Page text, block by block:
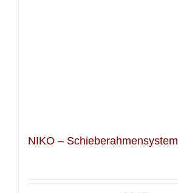
NIKO – Schieberahmensystem